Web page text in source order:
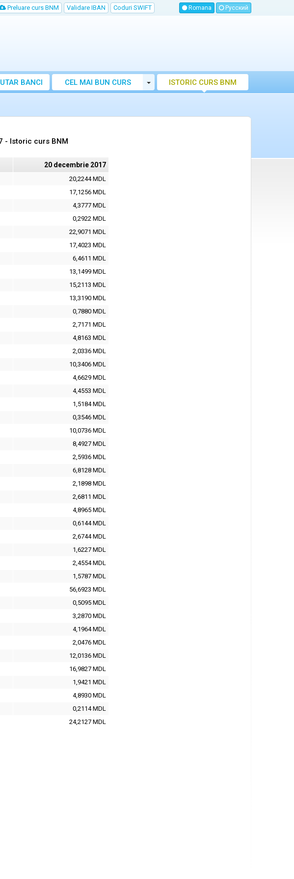
Preluare curs BNM Validare IBAN Coduri SWIFT Romana Русский
BANCI
CEL MAI BUN CURS
VALUTAR MOLDOVA
Toggle Dropdown
ISTORIC CURS BNM
- Istoric curs BNM
20 decembrie 2017
20,2244 MDL
17,1256 MDL
4,3777 MDL
0,2922 MDL
22,9071 MDL
17,4023 MDL
6,4611 MDL
13,1499 MDL
15,2113 MDL
13,3190 MDL
0,7880 MDL
2,7171 MDL
4,8163 MDL
2,0336 MDL
10,3406 MDL
4,6629 MDL
4,4553 MDL
1,5184 MDL
0,3546 MDL
10,0736 MDL
8,4927 MDL
2,5936 MDL
6,8128 MDL
2,1898 MDL
2,6811 MDL
4,8965 MDL
0,6144 MDL
2,6744 MDL
1,6227 MDL
2,4554 MDL
1,5787 MDL
56,6923 MDL
0,5095 MDL
3,2870 MDL
4,1964 MDL
2,0476 MDL
12,0136 MDL
16,9827 MDL
1,9421 MDL
4,8930 MDL
0,2114 MDL
24,2127 MDL